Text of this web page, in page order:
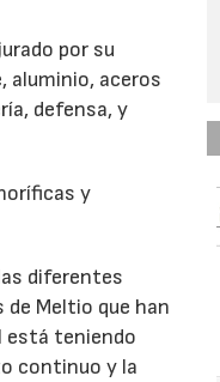
por su
aluminio, aceros
defensa, y
y
diferentes
Meltio que han
está teniendo
continuo y la